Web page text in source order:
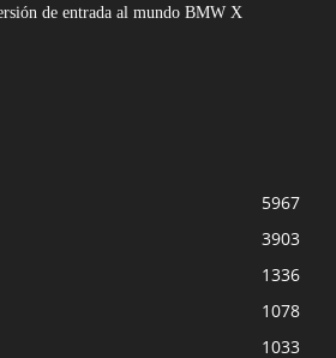
de entrada al mundo BMW X
5967
3903
1336
1078
1033